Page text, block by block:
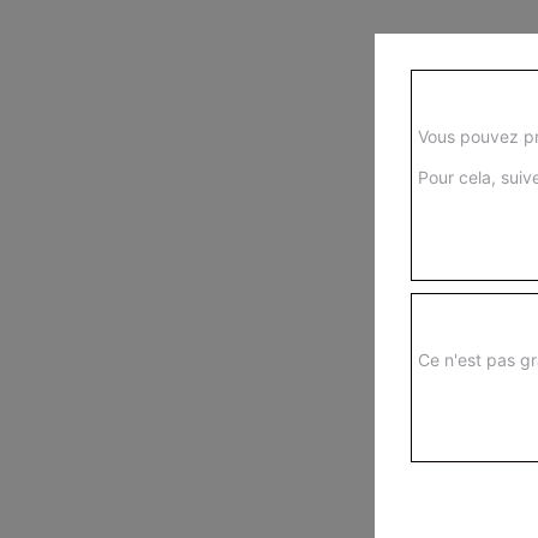
Vous pouvez
Pour cela,
Ce n'est pas